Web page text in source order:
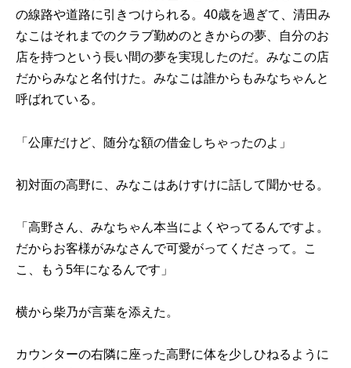
の線路や道路に引きつけられる。40歳を過ぎて、清田み
なこはそれまでのクラブ勤めのときからの夢、自分のお
店を持つという長い間の夢を実現したのだ。みなこの店
だからみなと名付けた。みなこは誰からもみなちゃんと
呼ばれている。
「公庫だけど、随分な額の借金しちゃったのよ」
初対面の高野に、みなこはあけすけに話して聞かせる。
「高野さん、みなちゃん本当によくやってるんですよ。
だからお客様がみなさんで可愛がってくださって。こ
こ、もう5年になるんです」
横から柴乃が言葉を添えた。
カウンターの右隣に座った高野に体を少しひねるように